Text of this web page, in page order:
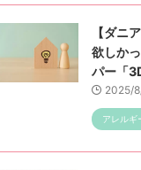
【ダニ
欲しか
パー「
2025/
アレルギ